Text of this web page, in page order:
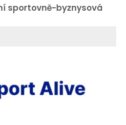
sportovně-byznysová